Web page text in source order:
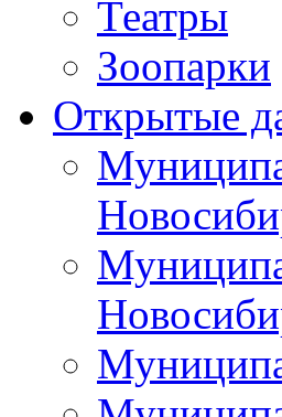
Театры
Зоопарки
Открытые